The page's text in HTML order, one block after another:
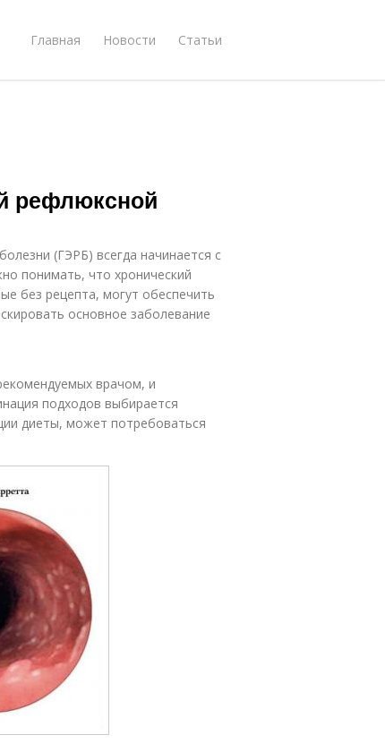
Главная Новости Статьи
рефлюксной
(ГЭРБ) всегда начинается с
понимать, что хронический
без рецепта, могут обеспечить
основное заболевание
врачом, и
подходов выбирается
диеты, может потребоваться